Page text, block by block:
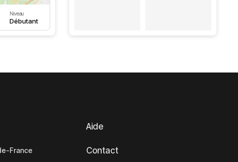
Niveau
Débutant
France
Aide
Contact